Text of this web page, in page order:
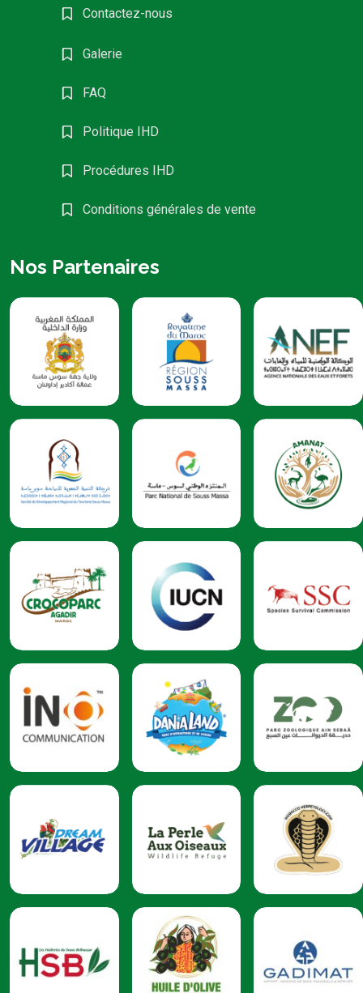
Contactez-nous
Galerie
FAQ
Politique IHD
Procédures IHD
Conditions générales de vente
Nos Partenaires